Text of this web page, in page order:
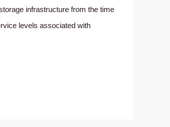
infrastructure from the time
levels associated with